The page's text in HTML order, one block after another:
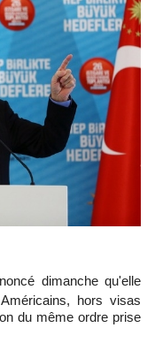
dimanche qu'elle
hors visas
du même ordre prise